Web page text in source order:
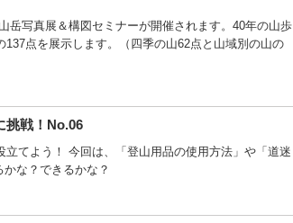
岳写真展＆構図セミナーが開催されます。40年の山歩
137点を展示します。（四季の山62点と山域別の山の
挑戦！No.06
立てよう！ 今回は、「登山用品の使用方法」や「道迷
な？できるかな？